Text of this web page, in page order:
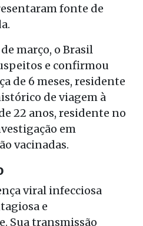
fonte de
março, o Brasil
e confirmou
de 6 meses, residente
de viagem à
22 anos, residente no
em
vacinadas.
viral infecciosa
e
Sua transmissão